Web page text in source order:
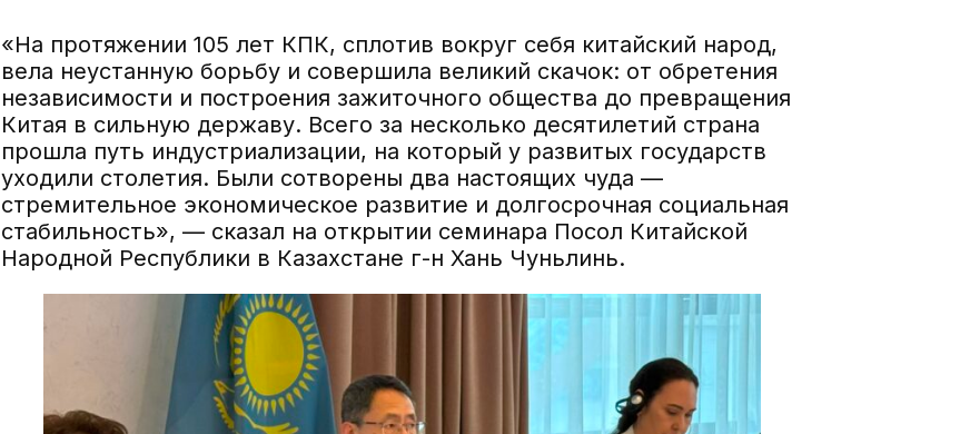
«На протяжении 105 лет КПК, сплотив вокруг себя китайский народ,
вела неустанную борьбу и совершила великий скачок: от обретения
независимости и построения зажиточного общества до превращения
Китая в сильную державу. Всего за несколько десятилетий страна
прошла путь индустриализации, на который у развитых государств
уходили столетия. Были сотворены два настоящих чуда —
стремительное экономическое развитие и долгосрочная социальная
стабильность», — сказал на открытии семинара Посол Китайской
Народной Республики в Казахстане г-н Хань Чуньлинь.